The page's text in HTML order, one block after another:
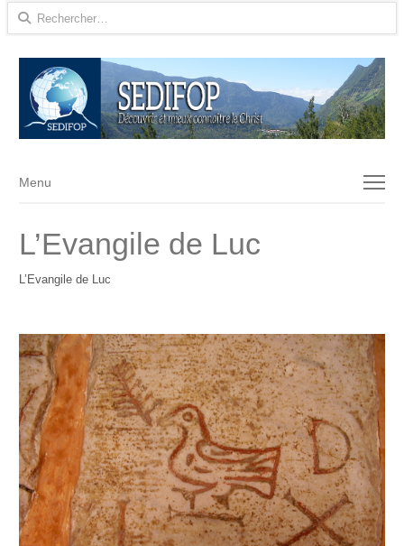
Rechercher :
Menu
Menu
L’Evangile de Luc
L’Evangile de Luc